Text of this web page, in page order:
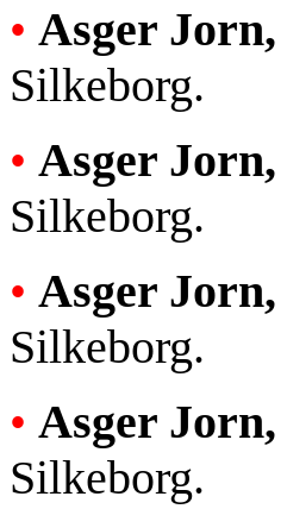
• Asger Jorn,
Silkeborg.
• Asger Jorn,
Silkeborg.
• Asger Jorn,
Silkeborg.
• Asger Jorn,
Silkeborg.